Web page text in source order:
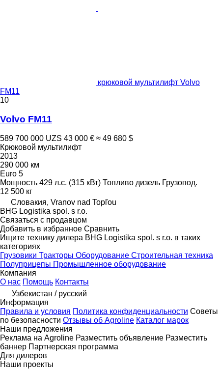
крюковой мультилифт Volvo
FM11
10
Volvo FM11
589 700 000 UZS 43 000 € ≈ 49 680 $
Крюковой мультилифт
2013
290 000 км
Euro 5
Мощность 429 л.с. (315 кВт) Топливо дизель Грузопод.
12 500 кг
Словакия, Vranov nad Topľou
BHG Logistika spol. s r.o.
Связаться с продавцом
Добавить в избранное Сравнить
Ищите технику дилера BHG Logistika spol. s r.o. в таких
категориях
Грузовики Тракторы Оборудование Строительная техника
Полуприцепы Промышленное оборудование
Компания
О нас Помощь Контакты
Узбекистан / русский
Информация
Правила и условия Политика конфиденциальности Советы
по безопасности Отзывы об Agroline Каталог марок
Наши предложения
Реклама на Agroline Разместить объявление Разместить
баннер Партнерская программа
Для дилеров
Наши проекты